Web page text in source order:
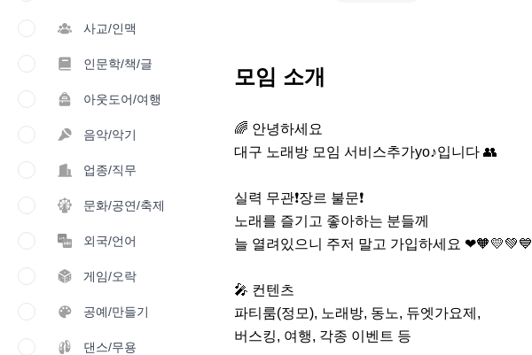
사교/인맥
인문학/책/글
아웃도어/여행
음악/악기
업종/직무
문화/공연/축제
외국/언어
게임/오락
공예/만들기
댄스/무용
모임 소개
🌈 안녕하세요
대구 노래방 모임 서비스추가yo♪입니다 👥
실력 무관❗장르 불문❗
노래를 즐기고 좋아하는 분들께
늘 열려있으니 주저 말고 가입하세요 ❤🧡💛💚💙
🎤 컨텐츠
파티룸(정모), 노래방, 동노, 듀엣가요제,
버스킹, 여행, 각종 이벤트 등